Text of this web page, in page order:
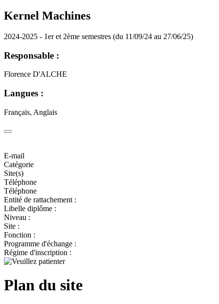
Kernel Machines
2024-2025 - 1er et 2ème semestres (du 11/09/24 au 27/06/25)
Responsable :
Florence D'ALCHE
Langues :
Français, Anglais
E-mail
Catégorie
Site(s)
Téléphone
Téléphone
Entité de rattachement :
Libelle diplôme :
Niveau :
Site :
Fonction :
Programme d'échange :
Régime d'inscription :
Plan du site